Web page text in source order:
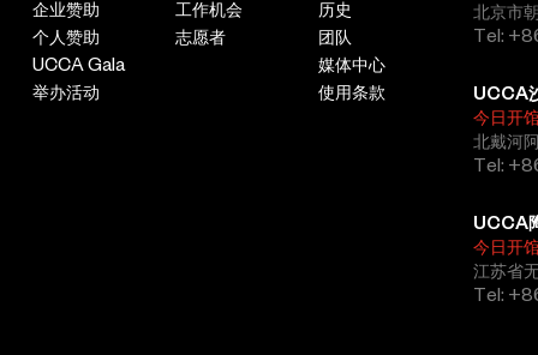
企业赞助
个人赞助
UCCA Gala
举办活动
工作机会
志愿者
历史
团队
媒体中心
使用条款
北京市
Tel:
UCCA
今日开
北戴河
Tel:
UCCA
今日开
江苏省
Tel: